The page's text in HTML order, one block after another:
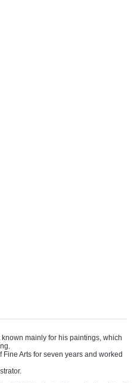
mainly for his paintings, which
Arts for seven years and worked